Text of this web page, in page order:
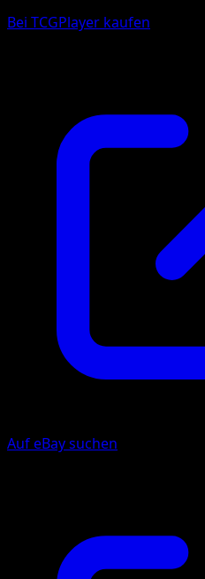
Bei TCGPlayer kaufen
Auf eBay suchen